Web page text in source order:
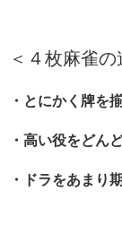
＜４枚麻雀
・とにかく牌を
・高い役をどん
・ドラをあまり